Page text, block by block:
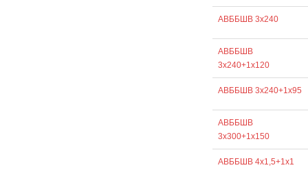
АВББШВ 3х240
АВББШВ
3х240+1х120
АВББШВ 3х240+1х95
АВББШВ
3х300+1х150
АВББШВ 4х1,5+1х1